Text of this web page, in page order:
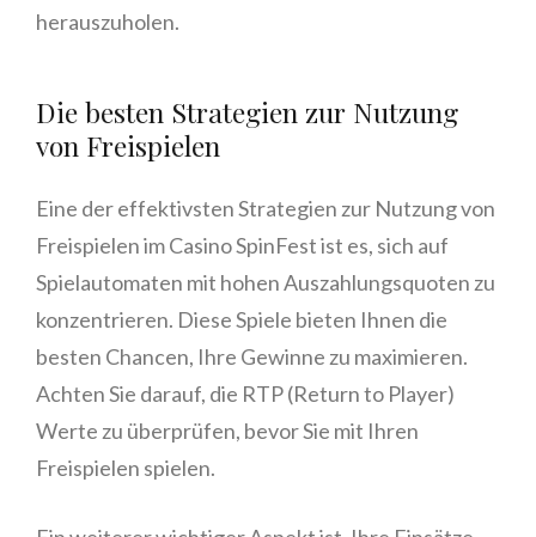
herauszuholen.
Die besten Strategien zur Nutzung
von Freispielen
Eine der effektivsten Strategien zur Nutzung von
Freispielen im Casino SpinFest ist es, sich auf
Spielautomaten mit hohen Auszahlungsquoten zu
konzentrieren. Diese Spiele bieten Ihnen die
besten Chancen, Ihre Gewinne zu maximieren.
Achten Sie darauf, die RTP (Return to Player)
Werte zu überprüfen, bevor Sie mit Ihren
Freispielen spielen.